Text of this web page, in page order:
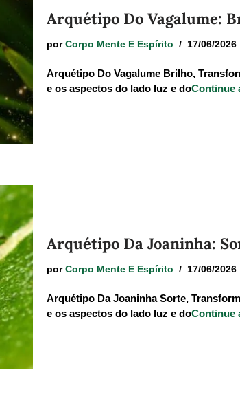
Arquétipo Do Vagalume:
por Corpo Mente E Espírito 17/06/2026
Arquétipo Do Vagalume Brilho,
e os aspectos do lado luz e doContinue
Arquétipo Da Joaninha:
por Corpo Mente E Espírito 17/06/2026
Arquétipo Da Joaninha Sorte,
e os aspectos do lado luz e doContinue